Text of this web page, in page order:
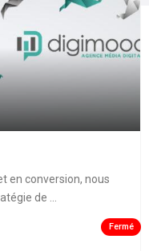
en conversion, nous
de ...
Fermé